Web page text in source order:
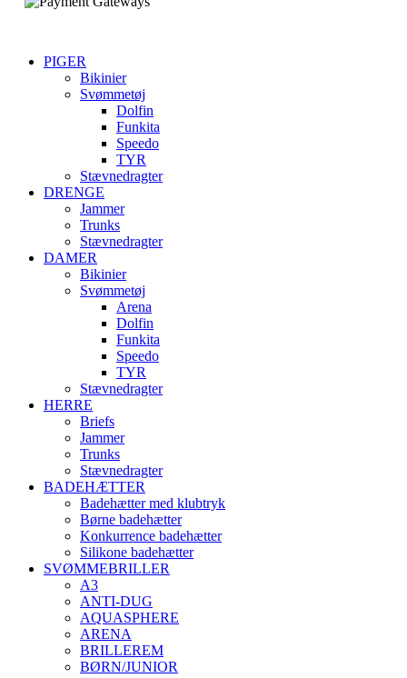
PIGER
Bikinier
Svømmetøj
Dolfin
Funkita
Speedo
TYR
Stævnedragter
DRENGE
Jammer
Trunks
Stævnedragter
DAMER
Bikinier
Svømmetøj
Arena
Dolfin
Funkita
Speedo
TYR
Stævnedragter
HERRE
Briefs
Jammer
Trunks
Stævnedragter
BADEHÆTTER
Badehætter med klubtryk
Børne badehætter
Konkurrence badehætter
Silikone badehætter
SVØMMEBRILLER
A3
ANTI-DUG
AQUASPHERE
ARENA
BRILLEREM
BØRN/JUNIOR